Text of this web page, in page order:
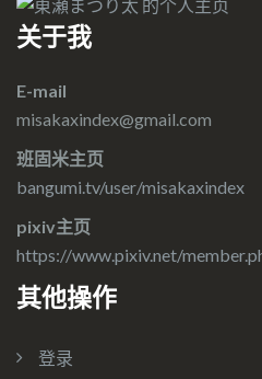
关于我
E-mail
misakaxindex@gmail.com
班固米主页
bangumi.tv/user/misakaxindex
pixiv主页
https://www.pixiv.net/
其他操作
登录